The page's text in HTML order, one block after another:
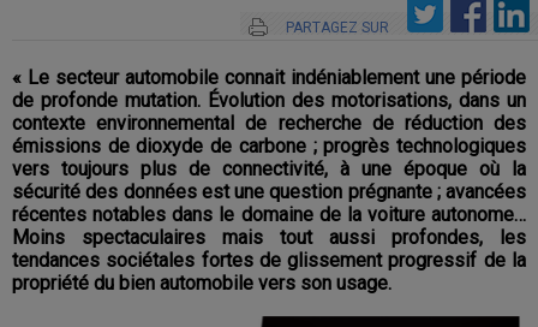
PARTAGEZ SUR
« Le secteur automobile connait indéniablement une période
de profonde mutation. Évolution des motorisations, dans un
contexte environnemental de recherche de réduction des
émissions de dioxyde de carbone ; progrès technologiques
vers toujours plus de connectivité, à une époque où la
sécurité des données est une question prégnante ; avancées
récentes notables dans le domaine de la voiture autonome…
Moins spectaculaires mais tout aussi profondes, les
tendances sociétales fortes de glissement progressif de la
propriété du bien automobile vers son usage.